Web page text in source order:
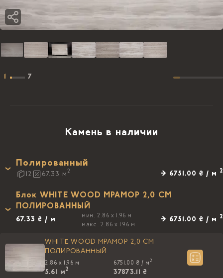
1 7
Камень в наличии
Полированный
12 67.33 м2 → 6751.00 ₴ / м 2
Блок WHITE WOOD МРАМОР 2,0 CM
ПОЛИРОВАННЫЙ
67.33 ₴ / м
мин. 2.86 x 1.96 м
макс. 2.86 x 1.96 м
→ 6751.00 ₴ / м 2
WHITE WOOD МРАМОР 2,0 CM
ПОЛИРОВАННЫЙ
2.86 x 1.96 м
5.61 м2
6751.00 ₴ / м 2
37873.11 ₴